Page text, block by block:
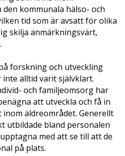
kommunala hälso- och
tid som är avsatt för olika
skilja anmärkningsvärt,
forskning och utveckling
alltid varit självklart.
och familjeomsorg har
att utveckla och få in
äldreområdet. Generellt
utbildade bland personalen
med att se till att de
på plats.